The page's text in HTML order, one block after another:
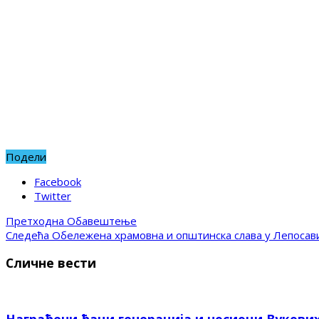
Подели
Facebook
Twitter
Претходна Обавештење
Следећа Обележена храмовна и општинска слава у
Сличне вести